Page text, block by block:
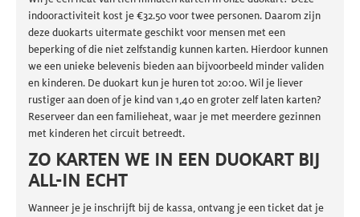
indooractiviteit kost je €32.50 voor twee personen. Daarom zijn
deze duokarts uitermate geschikt voor mensen met een
beperking of die niet zelfstandig kunnen karten. Hierdoor kunnen
we een unieke belevenis bieden aan bijvoorbeeld minder validen
en kinderen. De duokart kun je huren tot 20:00. Wil je liever
rustiger aan doen of je kind van 1,40 en groter zelf laten karten?
Reserveer dan een familieheat, waar je met meerdere gezinnen
met kinderen het circuit betreedt.
ZO KARTEN WE IN EEN DUOKART BIJ
ALL-IN ECHT
Wanneer je je inschrijft bij de kassa, ontvang je een ticket dat je